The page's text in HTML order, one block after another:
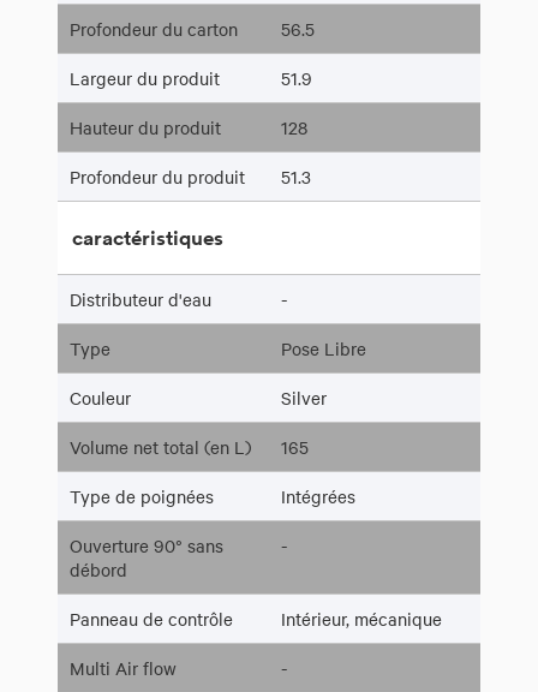
Profondeur du carton 56.5
Largeur du produit 51.9
Hauteur du produit 128
Profondeur du produit 51.3
caractéristiques
Distributeur d'eau -
Type Pose Libre
Couleur Silver
Volume net total (en L) 165
Type de poignées Intégrées
Ouverture 90° sans
débord
-
Panneau de contrôle Intérieur, mécanique
Multi Air flow -